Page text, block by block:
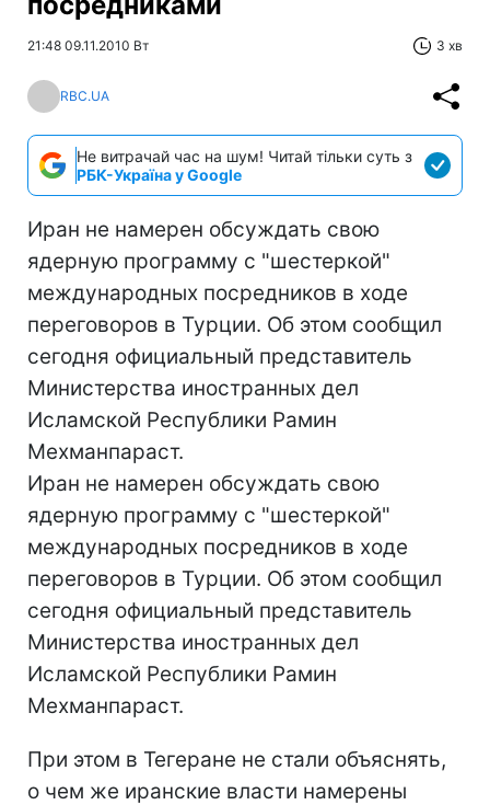
21:48 09.11.2010 Вт 3 хв
RBC.UA
Не витрачай час на шум! Читай тільки суть з
РБК-Україна у Google
Иран не намерен обсуждать свою
ядерную программу с "шестеркой"
международных посредников в ходе
переговоров в Турции. Об этом сообщил
сегодня официальный представитель
Министерства иностранных дел
Исламской Республики Рамин
Мехманпараст.
Иран не намерен обсуждать свою
ядерную программу с "шестеркой"
международных посредников в ходе
переговоров в Турции. Об этом сообщил
сегодня официальный представитель
Министерства иностранных дел
Исламской Республики Рамин
Мехманпараст.
При этом в Тегеране не стали объяснять,
о чем же иранские власти намерены